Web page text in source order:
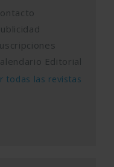
Editorial
todas las revistas